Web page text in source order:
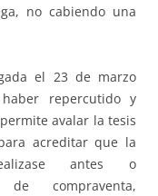
no cabiendo una
el 23 de marzo
repercutido y
avalar la tesis
acreditar que la
antes o
compraventa,